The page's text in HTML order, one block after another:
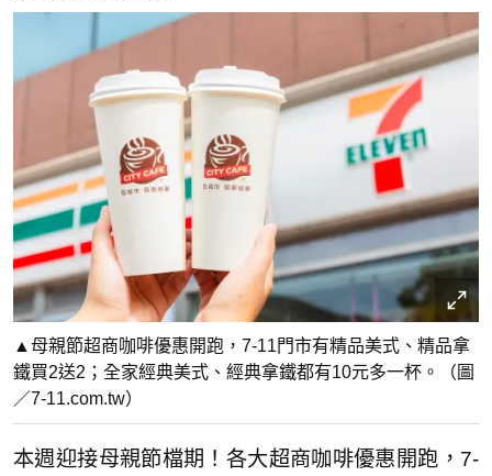
▲母親節超商咖啡優惠開跑，7-11門市有精品美式、精品拿
鐵買2送2；全家經典美式、經典拿鐵都有10元多一杯。（圖
／7-11.com.tw）
本週迎接母親節檔期！各大超商咖啡優惠開跑，7-